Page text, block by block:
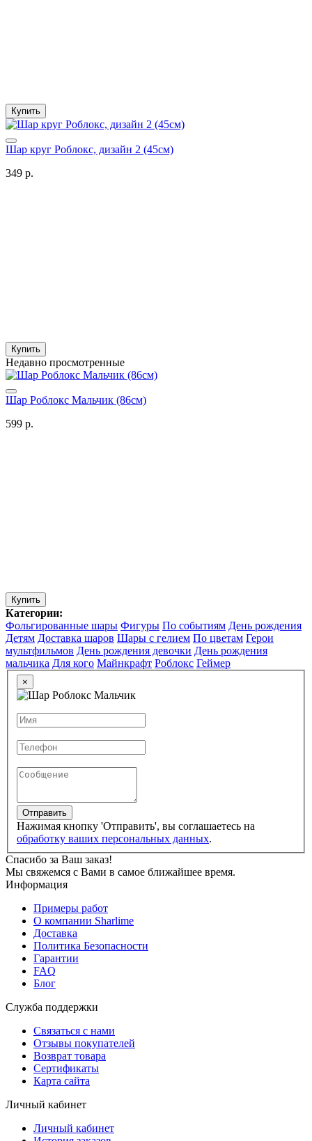
Купить
Шар круг Роблокс, дизайн 2 (45см)
349 р.
Купить
Недавно просмотренные
Шар Роблокс Мальчик (86см)
599 р.
Купить
Категории:
Фольгированные шары Фигуры По событиям День рождения
Детям Доставка шаров Шары с гелием По цветам Герои
мультфильмов День рождения девочки День рождения
мальчика Для кого Майнкрафт Роблокс Геймер
×
Отправить
Нажимая кнопку 'Отправить', вы соглашаетесь на
обработку ваших персональных данных.
Спасибо за Ваш заказ!
Мы свяжемся с Вами в самое ближайшее время.
Информация
Примеры работ
О компании Sharlime
Доставка
Политика Безопасности
Гарантии
FAQ
Блог
Служба поддержки
Связаться с нами
Отзывы покупателей
Возврат товара
Сертификаты
Карта сайта
Личный кабинет
Личный кабинет